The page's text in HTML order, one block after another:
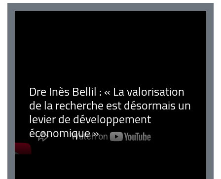
Dre Inès Bellil : « La valorisation
de la recherche est désormais un
levier de développement
économique »